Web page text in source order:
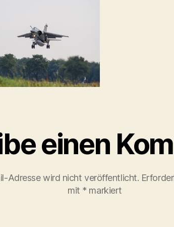
einen
Adresse wird nicht veröffentlicht.
mit * markiert